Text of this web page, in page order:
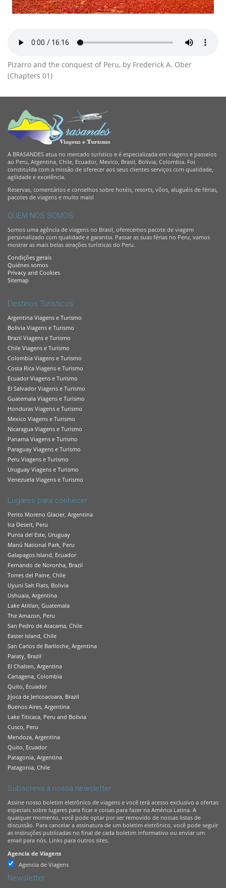
Pizarro and the conquest of Peru, by Frederick A. Ober
(Chapters 01)
A BRASANDES atua no mercado turístico e é especializada em viagens e passeios
ao Peru, Argentina, Chile, Ecuador, Mexico, Brasil, Bolivia, Colombia. Foi
constituída com a missão de oferecer aos seus clientes serviços com qualidade,
agilidade e excelência.
Reservas, comentários e conselhos sobre hotéis, resorts, vôos, aluguéis de férias,
pacotes de viagens e muito mais!
QUEM NÓS SOMOS
Somos uma agência de viagens no Brasil, oferecemos pacote de viagem
personalizado com qualidade e garantia. Passar as suas férias no Peru, vamos
mostrar as mais belas atrações turísticas do Peru.
Condições gerais
Quiénes somos
Privacy and Cookies
Sitemap
Destinos Turísticos
Argentina Viagens e Turismo
Bolivia Viagens e Turismo
Brazil Viagens e Turismo
Chile Viagens e Turismo
Colombia Viagens e Turismo
Costa Rica Viagens e Turismo
Ecuador Viagens e Turismo
El Salvador Viagens e Turismo
Guatemala Viagens e Turismo
Honduras Viagens e Turismo
Mexico Viagens e Turismo
Nicaragua Viagens e Turismo
Panama Viagens e Turismo
Paraguay Viagens e Turismo
Peru Viagens e Turismo
Uruguay Viagens e Turismo
Venezuela Viagens e Turismo
Lugares para conhecer
Perito Moreno Glacier, Argentina
Ica Desert, Peru
Punta del Este, Uruguay
Manú National Park, Peru
Galapagos Island, Ecuador
Fernando de Noronha, Brazil
Torres del Paine, Chile
Uyuni Salt Flats, Bolivia
Ushuaia, Argentina
Lake Atitlan, Guatemala
The Amazon, Peru
San Pedro de Atacama, Chile
Easter Island, Chile
San Carlos de Bariloche, Argentina
Paraty, Brazil
El Chalten, Argentina
Cartagena, Colombia
Quito, Ecuador
Jijoca de Jericoacoara, Brazil
Buenos Aires, Argentina
Lake Titicaca, Peru and Bolivia
Cusco, Peru
Mendoza, Argentina
Quito, Ecuador
Patagonia, Argentina
Patagonia, Chile
Subscreva à nossa newsletter
Assine nosso boletim eletrônico de viagens e você terá acesso exclusivo a ofertas
especiais sobre lugares para ficar e coisas para fazer na América Latina. A
qualquer momento, você pode optar por ser removido de nossas listas de
discussão. Para cancelar a assinatura de um boletim eletrônico, você pode seguir
as instruções publicadas no final de cada boletim informativo ou enviar um
email para nós. Links para outros sites.
Agencia de Viagens
Agencia de Viagens
Newsletter